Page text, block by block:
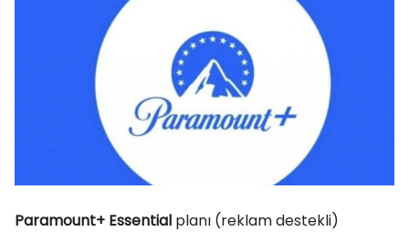
Paramount+ Essential planı (reklam destekli)